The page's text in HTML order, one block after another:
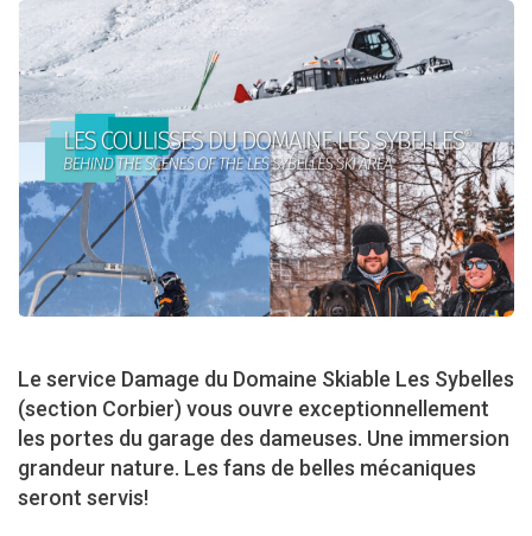
Le service Damage du Domaine Skiable Les Sybelles
(section Corbier) vous ouvre exceptionnellement
les portes du garage des dameuses. Une immersion
grandeur nature. Les fans de belles mécaniques
seront servis!